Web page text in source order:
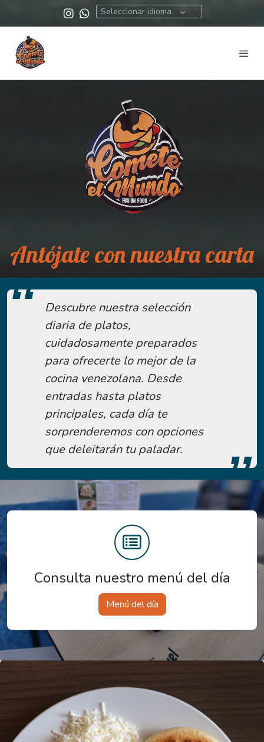
Seleccionar idioma
Antójate con nuestra carta
Descubre nuestra selección
diaria de platos,
cuidadosamente preparados
para ofrecerte lo mejor de la
cocina venezolana. Desde
entradas hasta platos
principales, cada día te
sorprenderemos con opciones
que deleitarán tu paladar.
Consulta nuestro menú del día
Menú del día